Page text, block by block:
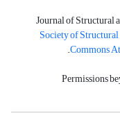
Journal of Structural
Society of
Commons
.
Permissions